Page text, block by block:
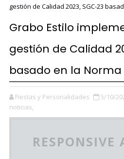
gestión de Calidad 2023, SGC-23
Grabo Estilo
gestión de Calidad
basado en la Norma
Fiestas y Personalidades 5/10/
noticias,
RESPONSIVE